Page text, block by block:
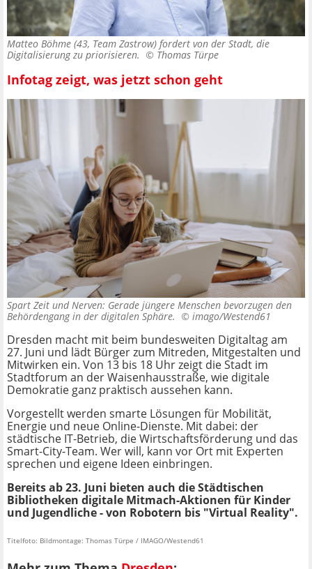
Matteo Böhme (43, Team Zastrow) fordert von der Stadt, die
Digitalisierung zu priorisieren. © Thomas Türpe
Infotag zeigt, was jetzt schon geht
Spart Zeit und Nerven: Gerade jüngere Menschen bevorzugen den
Behördengang in der digitalen Sphäre. © imago/Westend61
Dresden macht mit beim bundesweiten Digitaltag am
27. Juni und lädt Bürger zum Mitreden, Mitgestalten und
Mitwirken ein. Von 13 bis 18 Uhr zeigt die Stadt im
Stadtforum an der Waisenhausstraße, wie digitale
Demokratie ganz praktisch aussehen kann.
Vorgestellt werden smarte Lösungen für Mobilität,
Energie und neue Online-Dienste. Mit dabei: der
städtische IT-Betrieb, die Wirtschaftsförderung und das
Smart-City-Team. Wer will, kann vor Ort mit Experten
sprechen und eigene Ideen einbringen.
Bereits ab 23. Juni bieten auch die Städtischen
Bibliotheken digitale Mitmach-Aktionen für Kinder
und Jugendliche - von Robotern bis "Virtual Reality".
Titelfoto: Bildmontage: Thomas Türpe / IMAGO/Westend61